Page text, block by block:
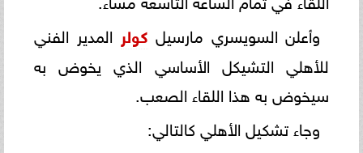
وأعلن السويسري مارسيل كولر المدير الفني
للأهلي التشيكل الأساسي الذي يخوض به
سيخوض به هذا اللقاء الصعب.
وجاء تشكيل الأهلي كالتالي: